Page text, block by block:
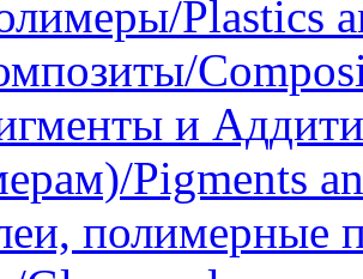
Plastics
и
Pigments
полимерные